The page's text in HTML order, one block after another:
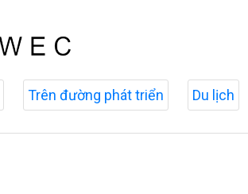
Trên đường phát triển Du lịch